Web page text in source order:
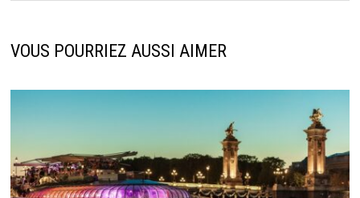
VOUS POURRIEZ AUSSI AIMER